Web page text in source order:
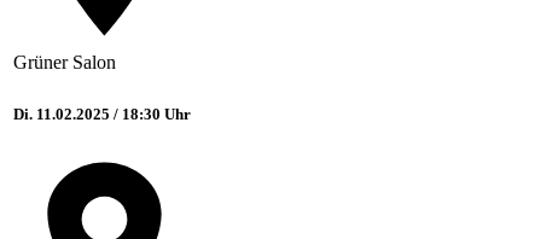
Grüner Salon
Di. 11.02.2025 / 18:30 Uhr